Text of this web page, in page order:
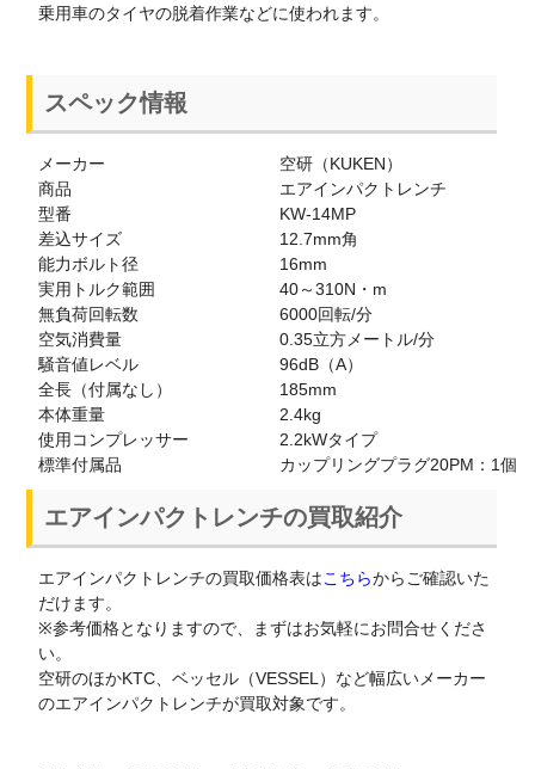
乗用車のタイヤの脱着作業などに使われます。
スペック情報
メーカー
空研（KUKEN）
商品
エアインパクトレンチ
型番
KW-14MP
差込サイズ
12.7mm角
能力ボルト径
16mm
実用トルク範囲
40～310N・m
無負荷回転数
6000回転/分
空気消費量
0.35立方メートル/分
騒音値レベル
96dB（A）
全長（付属なし）
185mm
本体重量
2.4kg
使用コンプレッサー
2.2kWタイプ
標準付属品
カップリングプラグ20PM：1個
エアインパクトレンチの買取紹介
エアインパクトレンチの買取価格表はこちらからご確認いた
だけます。
※参考価格となりますので、まずはお気軽にお問合せくださ
い。
空研のほかKTC、ベッセル（VESSEL）など幅広いメーカー
のエアインパクトレンチが買取対象です。